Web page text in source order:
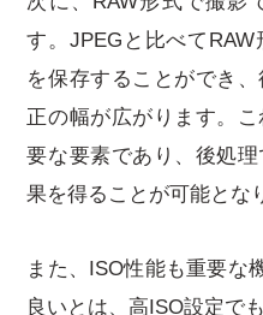
す。JPEGと比べて
を保存することができ
正の幅が広がります。
要な要素であり、後処
果を得ることが可能とな
また、ISO性能も重要な
良いとは、高ISO設定で